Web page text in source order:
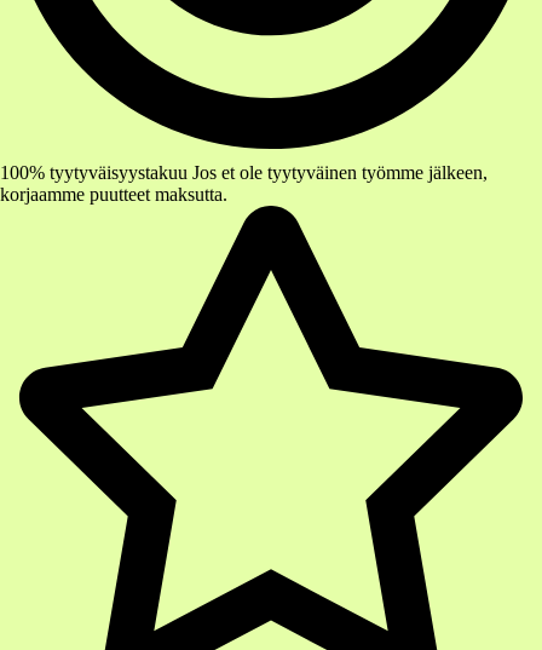
100% tyytyväisyystakuu Jos et ole tyytyväinen työmme jälkeen,
korjaamme puutteet maksutta.